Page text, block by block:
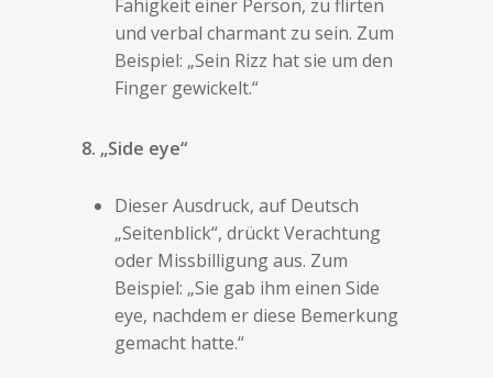
Fähigkeit einer Person, zu flirten
und verbal charmant zu sein. Zum
Beispiel: „Sein Rizz hat sie um den
Finger gewickelt.“
8. „Side eye“
Dieser Ausdruck, auf Deutsch
„Seitenblick“, drückt Verachtung
oder Missbilligung aus. Zum
Beispiel: „Sie gab ihm einen Side
eye, nachdem er diese Bemerkung
gemacht hatte.“